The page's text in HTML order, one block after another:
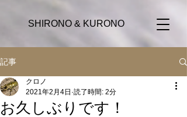
SHIRONO & KURONO
記事
お久しぶりです！
クロノ
2021年2月4日 読了時間: 2分